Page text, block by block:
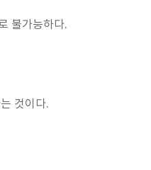
불가능하다.
것이다.